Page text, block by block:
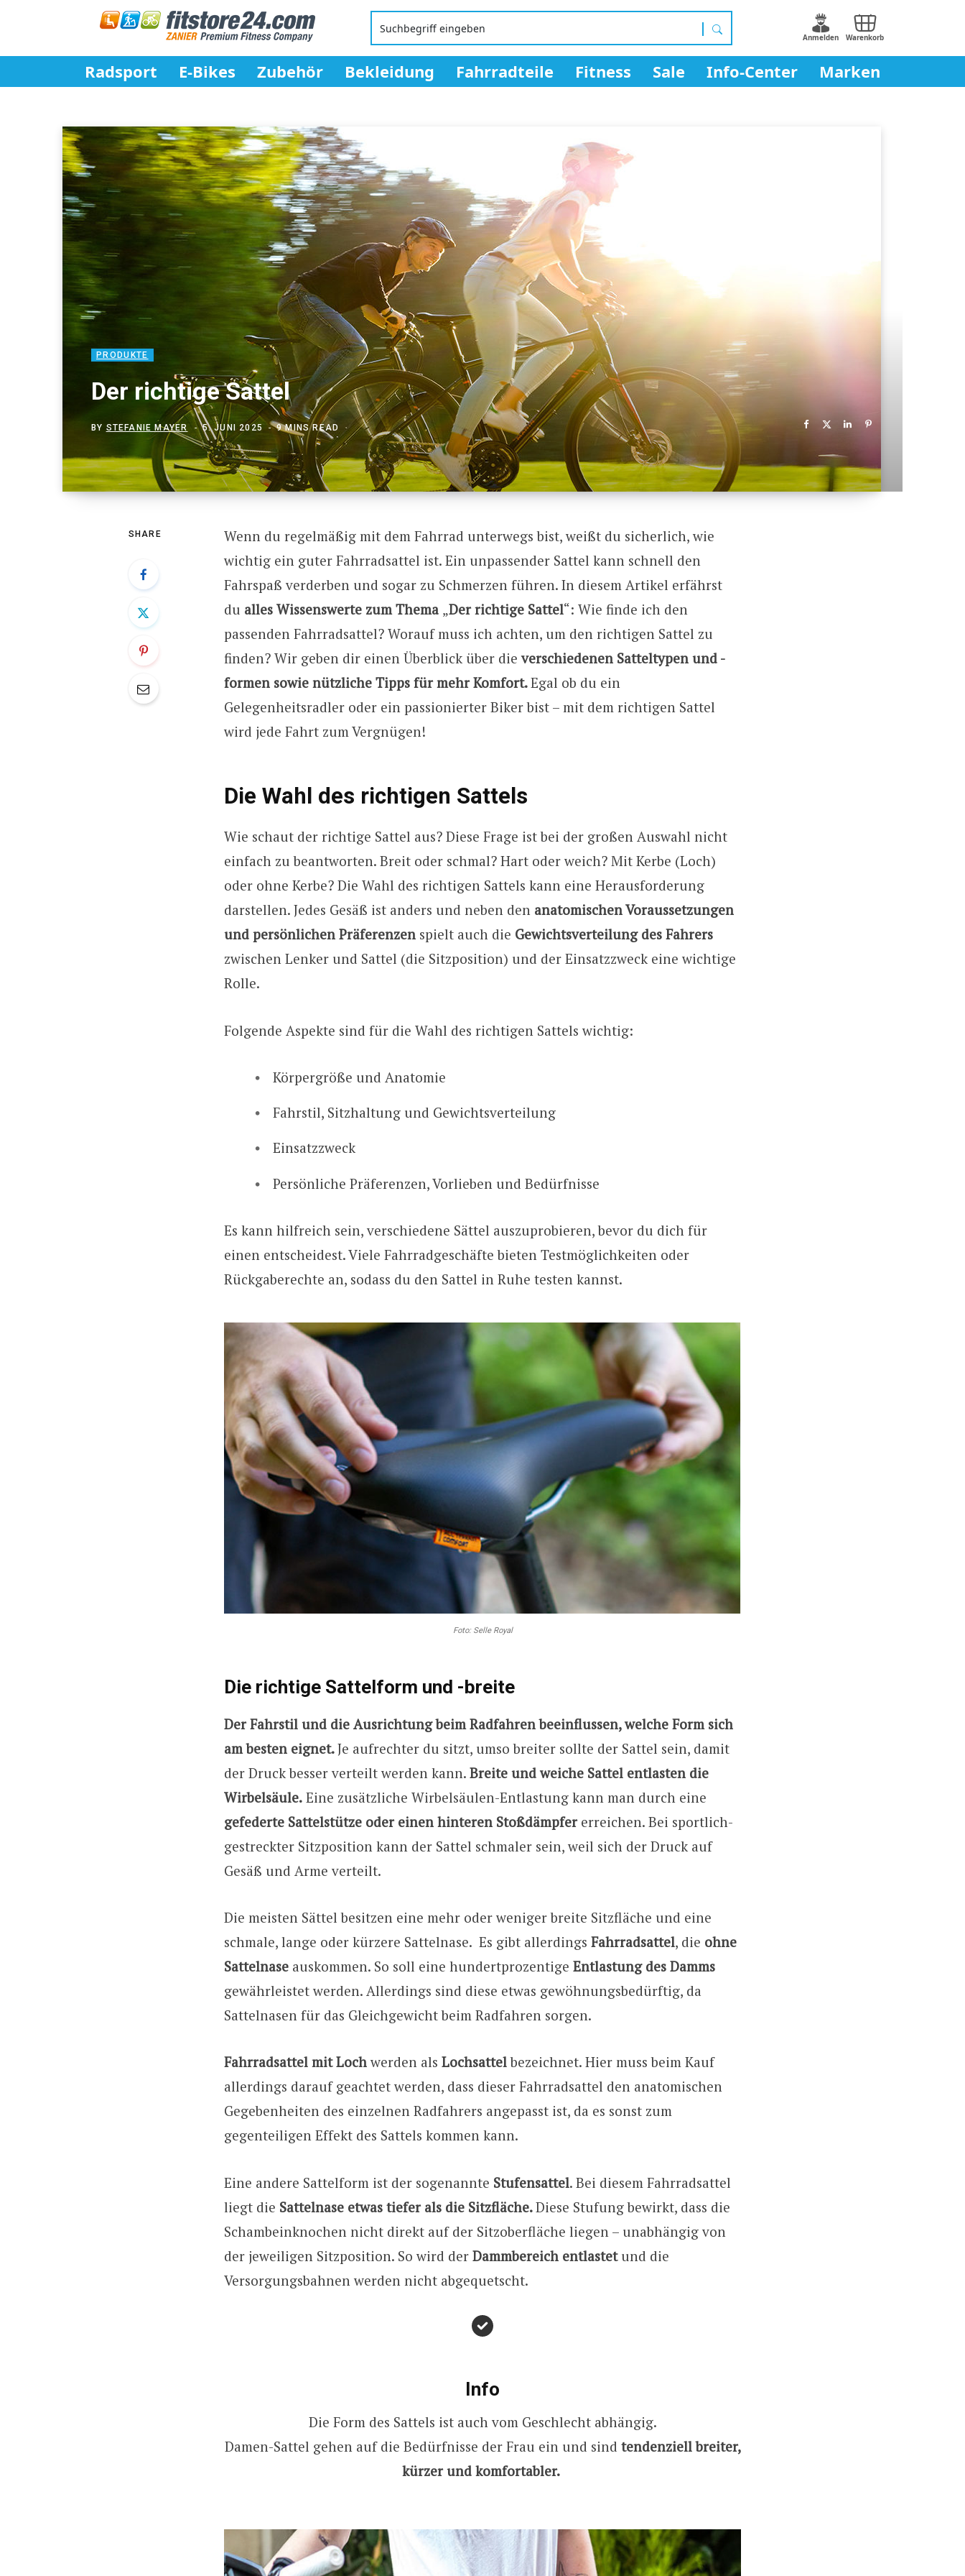
S
u
c
h
Anmelden Warenkorb
Radsport E-Bikes Zubehör Bekleidung Fahrradteile Fitness Sale Info-Center Marken
PRODUKTE
Der richtige Sattel
BY STEFANIE MAYER 5. JUNI 2025 9 MINS READ
SHARE
Wenn du regelmäßig mit dem Fahrrad unterwegs bist, weißt du sicherlich, wie
wichtig ein guter Fahrradsattel ist. Ein unpassender Sattel kann schnell den
Fahrspaß verderben und sogar zu Schmerzen führen. In diesem Artikel erfährst
du alles Wissenswerte zum Thema „Der richtige Sattel“: Wie finde ich den
passenden Fahrradsattel? Worauf muss ich achten, um den richtigen Sattel zu
finden? Wir geben dir einen Überblick über dieverschiedenen Satteltypen und -
formen sowie nützliche Tipps für mehr Komfort.Egal ob du ein
Gelegenheitsradler oder ein passionierter Biker bist – mit dem richtigen Sattel
wird jede Fahrt zum Vergnügen!
Die Wahl des richtigen Sattels
Wie schaut der richtige Sattel aus? Diese Frage ist bei der großen Auswahl nicht
einfach zu beantworten. Breit oder schmal? Hart oder weich? Mit Kerbe (Loch)
oder ohne Kerbe? Die Wahl des richtigen Sattels kann eine Herausforderung
darstellen. Jedes Gesäß ist anders und neben den anatomischen Voraussetzungen
und persönlichen Präferenzen spielt auch die Gewichtsverteilung des Fahrers
zwischen Lenker und Sattel (die Sitzposition) und der Einsatzzweck eine wichtige
Rolle.
Folgende Aspekte sind für die Wahl des richtigen Sattels wichtig:
Körpergröße und Anatomie
Fahrstil, Sitzhaltung und Gewichtsverteilung
Einsatzzweck
Persönliche Präferenzen, Vorlieben und Bedürfnisse
Es kann hilfreich sein, verschiedene Sättel auszuprobieren, bevor du dich für
einen entscheidest. Viele Fahrradgeschäfte bieten Testmöglichkeiten oder
Rückgaberechte an, sodass du den Sattel in Ruhe testen kannst.
Foto: Selle Royal
Die richtige Sattelform und -breite
Der Fahrstil und die Ausrichtung beim Radfahren beeinflussen, welche Form sich
am besten eignet.Je aufrechter du sitzt, umso breiter sollte der Sattel sein, damit
der Druck besser verteilt werden kann. Breite und weiche Sattel entlasten die
Wirbelsäule. Eine zusätzliche Wirbelsäulen-Entlastung kann man durch eine
gefederte Sattelstütze oder einen hinteren Stoßdämpfer erreichen. Bei sportlich-
gestreckter Sitzposition kann der Sattel schmaler sein, weil sich der Druck auf
Gesäß und Arme verteilt.
Die meisten Sättel besitzen eine mehr oder weniger breite Sitzfläche und eine
schmale, lange oder kürzere Sattelnase. Es gibt allerdings Fahrradsattel, die ohne
Sattelnase auskommen. So soll eine hundertprozentige Entlastung des Damms
gewährleistet werden. Allerdings sind diese etwas gewöhnungsbedürftig, da
Sattelnasen für das Gleichgewicht beim Radfahren sorgen.
Fahrradsattel mit Loch werden als Lochsattelbezeichnet. Hier muss beim Kauf
allerdings darauf geachtet werden, dass dieser Fahrradsattel den anatomischen
Gegebenheiten des einzelnen Radfahrers angepasst ist, da es sonst zum
gegenteiligen Effekt des Sattels kommen kann.
Eine andere Sattelform ist der sogenannte Stufensattel. Bei diesem Fahrradsattel
liegt die Sattelnase etwas tiefer als die Sitzfläche.Diese Stufung bewirkt, dass die
Schambeinknochen nicht direkt auf der Sitzoberfläche liegen – unabhängig von
der jeweiligen Sitzposition. So wird der Dammbereich entlastetund die
Versorgungsbahnen werden nicht abgequetscht.
Info
Die Form des Sattels ist auch vom Geschlecht abhängig.
Damen-Sattel gehen auf die Bedürfnisse der Frau ein und sind tendenziell breiter,
kürzer und komfortabler.